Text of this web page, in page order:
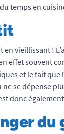
temps en
en vieillissant !
effet souvent
et le fait
se dépense
donc
du